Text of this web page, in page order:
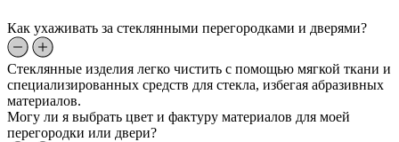
Как ухаживать за стеклянными перегородками и дверями?
Стеклянные изделия легко чистить с помощью мягкой ткани и
специализированных средств для стекла, избегая абразивных
материалов.
Могу ли я выбрать цвет и фактуру материалов для моей
перегородки или двери?